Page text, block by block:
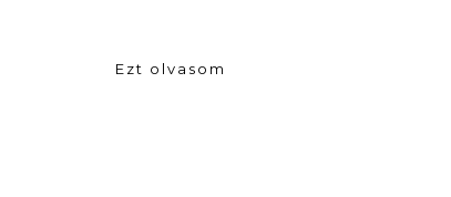
Ezt olvasom